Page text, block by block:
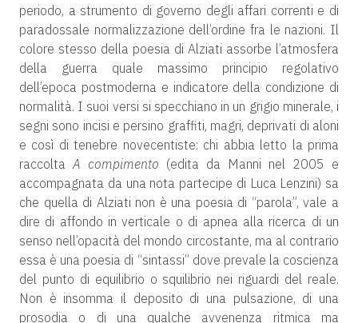
periodo, a strumento di governo degli affari correnti e di
paradossale normalizzazione dell’ordine fra le nazioni. Il
colore stesso della poesia di Alziati assorbe l’atmosfera
della guerra quale massimo principio regolativo
dell’epoca postmoderna e indicatore della condizione di
normalità. I suoi versi si specchiano in un grigio minerale, i
segni sono incisi e persino graffiti, magri, deprivati di aloni
e così di tenebre novecentiste: chi abbia letto la prima
raccolta A compimento (edita da Manni nel 2005 e
accompagnata da una nota partecipe di Luca Lenzini) sa
che quella di Alziati non è una poesia di “parola”, vale a
dire di affondo in verticale o di apnea alla ricerca di un
senso nell’opacità del mondo circostante, ma al contrario
essa è una poesia di “sintassi” dove prevale la coscienza
del punto di equilibrio o squilibrio nei riguardi del reale.
Non è insomma il deposito di una pulsazione, di una
prosodia o di una qualche avvenenza ritmica ma